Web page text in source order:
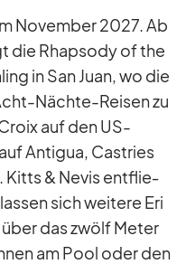
No­vem­ber 2027. Ab
die Rhap­sody of the
in San Juan, wo die
Nächte-Rei­sen zu
auf den US-
An­ti­gua, Cas­tries
Kitts & Ne­vis ent­flie­
sich wei­tere Er­i
das zwölf Me­ter
am Pool oder den